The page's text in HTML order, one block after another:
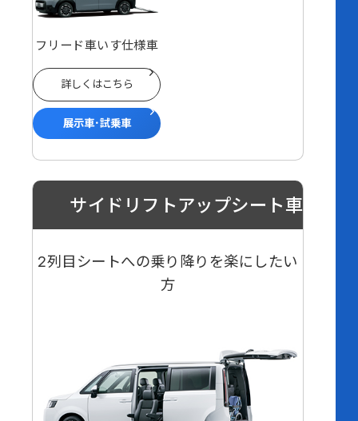
フリード車いす仕様車
詳しくはこちら
展示車･試乗車
サイドリフトアップシート車
2列目シートへの乗り降りを楽にしたい
方